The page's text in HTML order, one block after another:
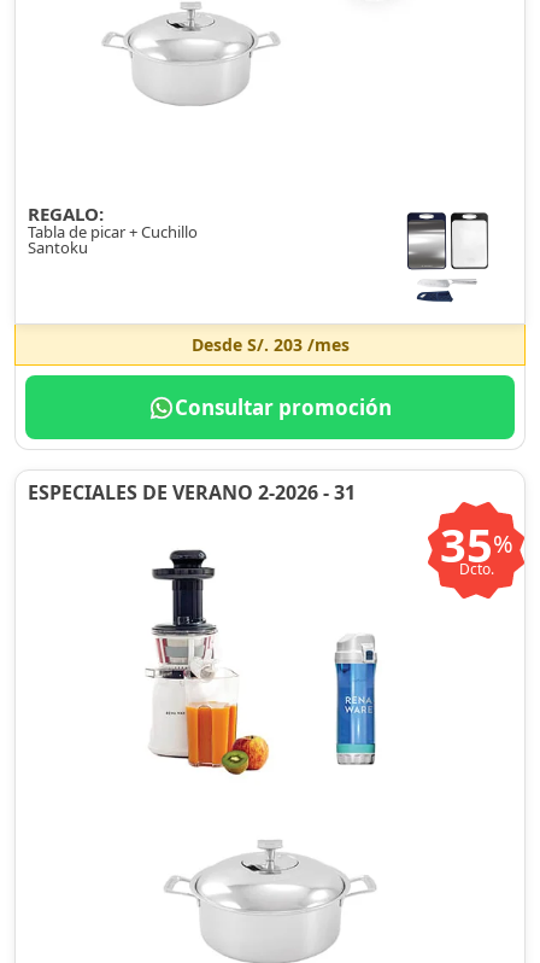
REGALO:
Tabla de picar + Cuchillo
Santoku
Desde S/. 203/mes
Consultar promoción
ESPECIALES DE VERANO 2-2026 - 31
35%
Dcto.